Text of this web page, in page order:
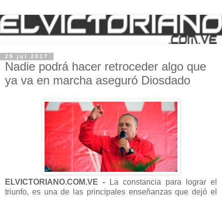
29 jul 2017
Nadie podrá hacer retroceder algo que
ya va en marcha aseguró Diosdado
ELVICTORIANO.COM.VE -
La constancia para lograr el
triunfo, es una de las principales enseñanzas que dejó el